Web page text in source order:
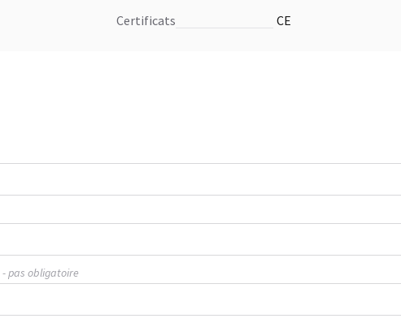
certificats CE
- pas obligatoire